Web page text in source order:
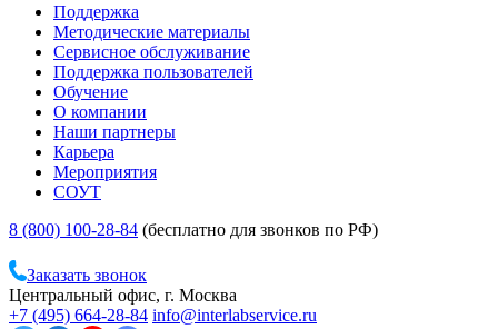
Поддержка
Методические материалы
Сервисное обслуживание
Поддержка пользователей
Обучение
О компании
Наши партнеры
Карьера
Мероприятия
СОУТ
8 (800) 100-28-84 (бесплатно для звонков по РФ)
Заказать звонок
Центральный офис, г. Москва
+7 (495) 664-28-84 info@interlabservice.ru